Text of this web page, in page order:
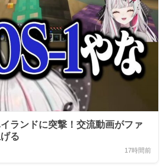
ランドに突撃！交流動画がファ
る
17時間前